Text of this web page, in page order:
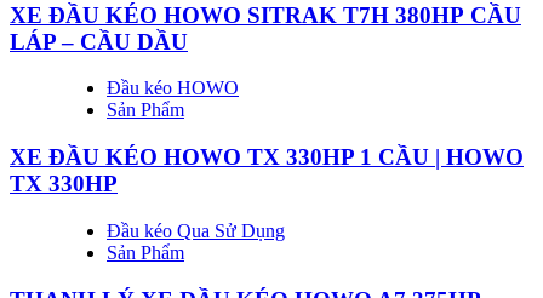
XE ĐẦU KÉO HOWO SITRAK T7H 380HP CẦU
LÁP – CẦU DẦU
Đầu kéo HOWO
Sản Phẩm
XE ĐẦU KÉO HOWO TX 330HP 1 CẦU | HOWO
TX 330HP
Đầu kéo Qua Sử Dụng
Sản Phẩm